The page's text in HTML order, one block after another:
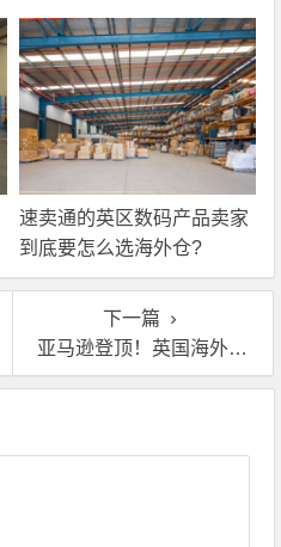
一下海外仓一件代发
速卖通的英区数码产品卖家
到底要怎么选海外仓?
下一篇
亚马逊登顶！英国海外仓成英区卖家破局关键